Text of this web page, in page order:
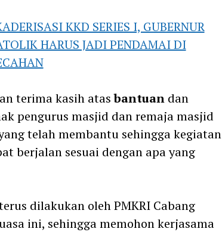
KKD SERIES I, GUBERNUR
HARUS JADI PENDAMAI DI
terima kasih atasbantuandan
pengurus masjid dan remaja masjid
telah membantu sehingga kegiatan
berjalan sesuai dengan apa yang
dilakukan oleh PMKRI Cabang
ini, sehingga memohon kerjasama